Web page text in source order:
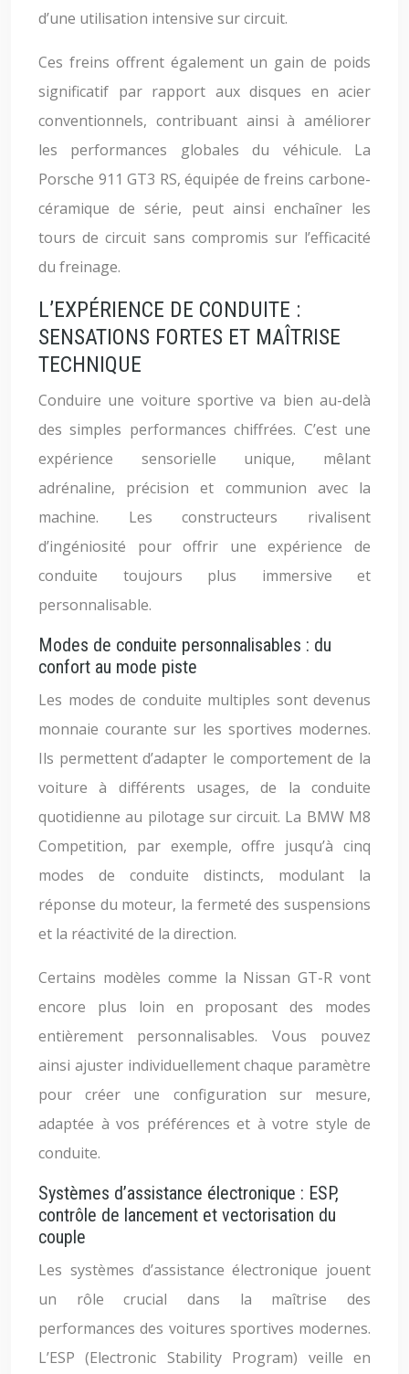
d’une utilisation intensive sur circuit.
Ces freins offrent également un gain de poids
significatif par rapport aux disques en acier
conventionnels, contribuant ainsi à améliorer
les performances globales du véhicule. La
Porsche 911 GT3 RS, équipée de freins carbone-
céramique de série, peut ainsi enchaîner les
tours de circuit sans compromis sur l’efficacité
du freinage.
L’EXPÉRIENCE DE CONDUITE :
SENSATIONS FORTES ET MAÎTRISE
TECHNIQUE
Conduire une voiture sportive va bien au-delà
des simples performances chiffrées. C’est une
expérience sensorielle unique, mêlant
adrénaline, précision et communion avec la
machine. Les constructeurs rivalisent
d’ingéniosité pour offrir une expérience de
conduite toujours plus immersive et
personnalisable.
Modes de conduite personnalisables : du
confort au mode piste
Les modes de conduite multiples sont devenus
monnaie courante sur les sportives modernes.
Ils permettent d’adapter le comportement de la
voiture à différents usages, de la conduite
quotidienne au pilotage sur circuit. La BMW M8
Competition, par exemple, offre jusqu’à cinq
modes de conduite distincts, modulant la
réponse du moteur, la fermeté des suspensions
et la réactivité de la direction.
Certains modèles comme la Nissan GT-R vont
encore plus loin en proposant des modes
entièrement personnalisables. Vous pouvez
ainsi ajuster individuellement chaque paramètre
pour créer une configuration sur mesure,
adaptée à vos préférences et à votre style de
conduite.
Systèmes d’assistance électronique : ESP,
contrôle de lancement et vectorisation du
couple
Les systèmes d’assistance électronique jouent
un rôle crucial dans la maîtrise des
performances des voitures sportives modernes.
L’ESP (Electronic Stability Program) veille en